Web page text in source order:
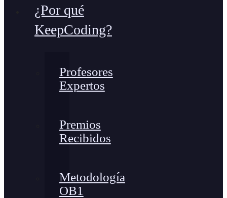
¿Por qué
KeepCoding?
Profesores
Expertos
Premios
Recibidos
Metodología
OB1